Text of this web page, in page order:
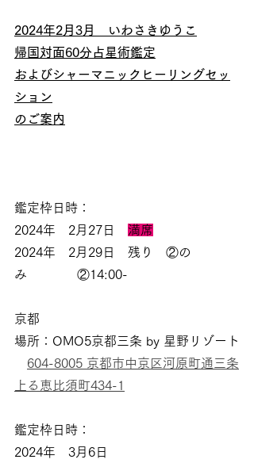
2024年2月3月　いわさきゆうこ
帰国対面60分占星術鑑定
およびシャーマニックヒーリングセッ
ション
のご案内
鑑定枠日時：
2024年　2月27日 満席
2024年　2月29日　残り　②の
み　　　   ②14:00-
京都
場所：OMO5京都三条 by 星野リゾート
604-8005 京都市中京区河原町通三条
上る恵比須町434-1
鑑定枠日時：
2024年　3月6日